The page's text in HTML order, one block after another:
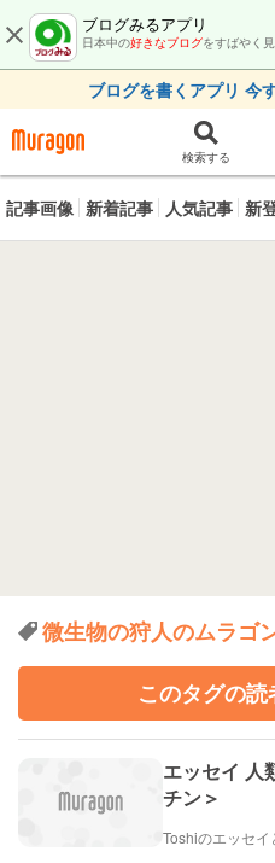
ブログみるアプリ
日本中の好きなブログをすばやく
ブログを書くアプリ 今
検索する
記事画像 新着記事 人気記事 新
微生物の狩人のムラゴ
このタグの
エッセイ 人
チン＞